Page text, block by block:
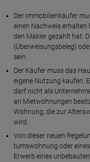
Der Immobilienkäufer
einen Nach­weis erhalten
den Makler gezahlt hat.
(Überweisungsbeleg)
sein.
Der Käufer muss das
eigene Nutzung kaufen.
darf nicht als
an Mietwoh­nungen
Wohnung, die zur
wird.
Von dieser neuen
tums­wohnung oder
Erwerb eines